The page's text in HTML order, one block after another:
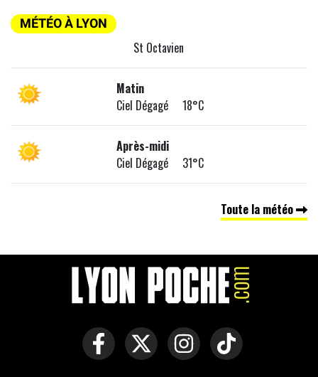
MÉTÉO À LYON
St Octavien
Matin
Ciel Dégagé 18°C
Après-midi
Ciel Dégagé 31°C
Toute la météo